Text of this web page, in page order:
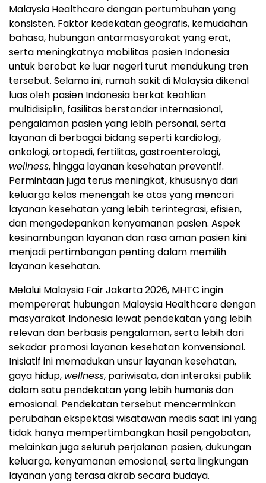
Malaysia Healthcare dengan pertumbuhan yang
konsisten. Faktor kedekatan geografis, kemudahan
bahasa, hubungan antarmasyarakat yang erat,
serta meningkatnya mobilitas pasien Indonesia
untuk berobat ke luar negeri turut mendukung tren
tersebut. Selama ini, rumah sakit di Malaysia dikenal
luas oleh pasien Indonesia berkat keahlian
multidisiplin, fasilitas berstandar internasional,
pengalaman pasien yang lebih personal, serta
layanan di berbagai bidang seperti kardiologi,
onkologi, ortopedi, fertilitas, gastroenterologi,
wellness, hingga layanan kesehatan preventif.
Permintaan juga terus meningkat, khususnya dari
keluarga kelas menengah ke atas yang mencari
layanan kesehatan yang lebih terintegrasi, efisien,
dan mengedepankan kenyamanan pasien. Aspek
kesinambungan layanan dan rasa aman pasien kini
menjadi pertimbangan penting dalam memilih
layanan kesehatan.
Melalui Malaysia Fair Jakarta 2026, MHTC ingin
mempererat hubungan Malaysia Healthcare dengan
masyarakat Indonesia lewat pendekatan yang lebih
relevan dan berbasis pengalaman, serta lebih dari
sekadar promosi layanan kesehatan konvensional.
Inisiatif ini memadukan unsur layanan kesehatan,
gaya hidup, wellness, pariwisata, dan interaksi publik
dalam satu pendekatan yang lebih humanis dan
emosional. Pendekatan tersebut mencerminkan
perubahan ekspektasi wisatawan medis saat ini yang
tidak hanya mempertimbangkan hasil pengobatan,
melainkan juga seluruh perjalanan pasien, dukungan
keluarga, kenyamanan emosional, serta lingkungan
layanan yang terasa akrab secara budaya.